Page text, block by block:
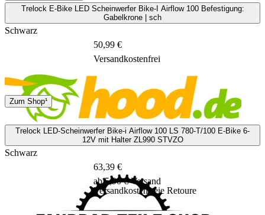
Trelock E-Bike LED Scheinwerfer Bike-I Airflow 100 Befestigung:
Gabelkrone | sch
Schwarz
2 - 4 Tage
50,99 €
Versandkostenfrei
Zum Shop¹
Trelock LED-Scheinwerfer Bike-i Airflow 100 LS 780-T/100 E-Bike 6-
12V mit Halter ZL990 STVZO
Schwarz
63,39 €
ab 5,90 € Versand
Versandkostenfreie Retoure